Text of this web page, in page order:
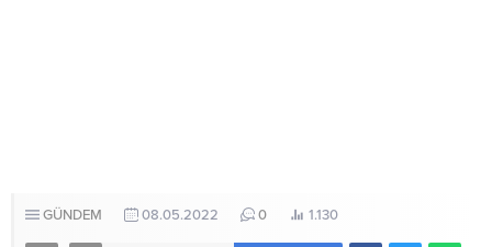
GÜNDEM 08.05.2022 0 1.130